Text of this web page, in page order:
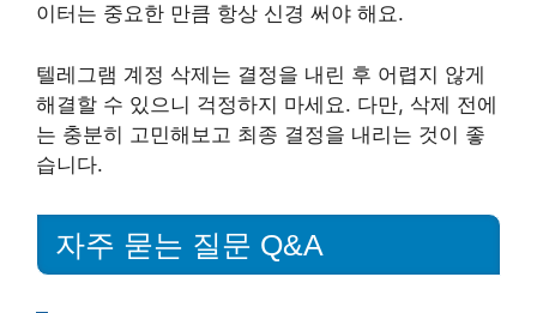
이터는 중요한 만큼 항상 신경 써야 해요.
텔레그램 계정 삭제는 결정을 내린 후 어렵지 않게
해결할 수 있으니 걱정하지 마세요. 다만, 삭제 전에
는 충분히 고민해보고 최종 결정을 내리는 것이 좋
습니다.
자주 묻는 질문 Q&A